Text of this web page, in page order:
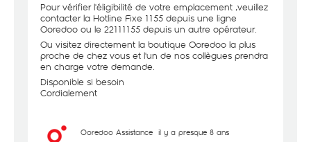
Pour vérifier l'éligibilité de votre emplacement ,veuillez
contacter la Hotline Fixe 1155 depuis une ligne
Ooredoo ou le 22111155 depuis un autre opérateur.
Ou visitez directement la boutique Ooredoo la plus
proche de chez vous et l'un de nos collègues prendra
en charge votre demande.
Disponible si besoin
Cordialement
Ooredoo Assistance il y a presque 8 ans